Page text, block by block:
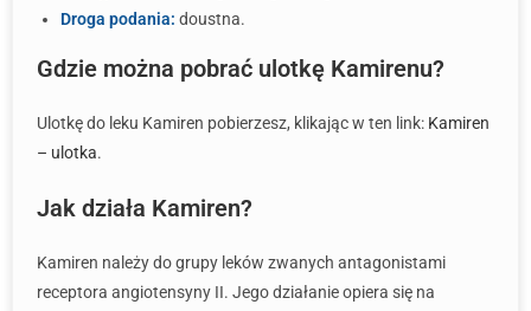
Droga podania: doustna.
Gdzie można pobrać ulotkę Kamirenu?
Ulotkę do leku Kamiren pobierzesz, klikając w ten link: Kamiren
– ulotka.
Jak działa Kamiren?
Kamiren należy do grupy leków zwanych antagonistami
receptora angiotensyny II. Jego działanie opiera się na